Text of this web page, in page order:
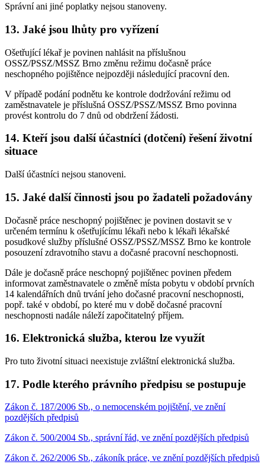
Správní ani jiné poplatky nejsou stanoveny.
13. Jaké jsou lhůty pro vyřízení
Ošetřující lékař je povinen nahlásit na příslušnou
OSSZ/PSSZ/MSSZ Brno změnu režimu dočasně práce
neschopného pojištěnce nejpozději následující pracovní den.
V případě podání podnětu ke kontrole dodržování režimu od
zaměstnavatele je příslušná OSSZ/PSSZ/MSSZ Brno povinna
provést kontrolu do 7 dnů od obdržení žádosti.
14. Kteří jsou další účastníci (dotčení) řešení životní
situace
Další účastníci nejsou stanoveni.
15. Jaké další činnosti jsou po žadateli požadovány
Dočasně práce neschopný pojištěnec je povinen dostavit se v
určeném termínu k ošetřujícímu lékaři nebo k lékaři lékařské
posudkové služby příslušné OSSZ/PSSZ/MSSZ Brno ke kontrole
posouzení zdravotního stavu a dočasné pracovní neschopnosti.
Dále je dočasně práce neschopný pojištěnec povinen předem
informovat zaměstnavatele o změně místa pobytu v období prvních
14 kalendářních dnů trvání jeho dočasné pracovní neschopnosti,
popř. také v období, po které mu v době dočasné pracovní
neschopnosti nadále náleží započitatelný příjem.
16. Elektronická služba, kterou lze využít
Pro tuto životní situaci neexistuje zvláštní elektronická služba.
17. Podle kterého právního předpisu se postupuje
Zákon č. 187/2006 Sb., o nemocenském pojištění, ve znění
pozdějších předpisů
Zákon č. 500/2004 Sb., správní řád, ve znění pozdějších předpisů
Zákon č. 262/2006 Sb., zákoník práce, ve znění pozdějších předpisů